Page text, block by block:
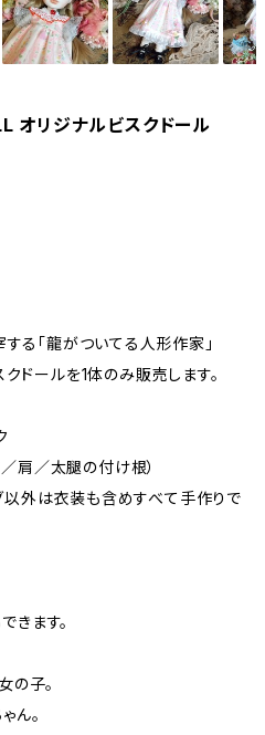
オリジナルビスクドール
「龍がついてる人形作家」
ドールを1体のみ販売します。
肩／太腿の付け根）
以外は衣装も含めすべて手作りで
きます。
の子。
ん。